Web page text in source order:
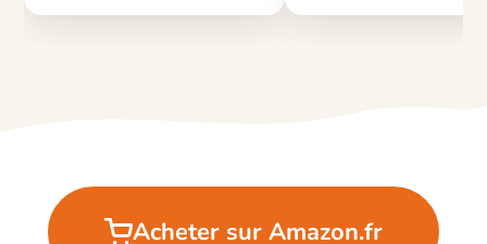
Acheter sur Amazon.fr